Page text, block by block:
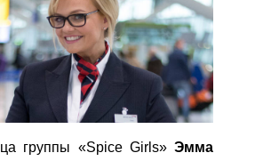
группы «Spice Girls» Эмма